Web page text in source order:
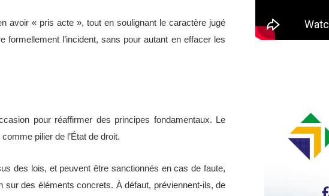
avoir « pris acte », tout en soulignant le caractère jugé
l’incident, sans pour autant en effacer les
pour réaffirmer des principes fondamentaux. Le
pilier de l’État de droit.
des lois, et peuvent être sanctionnés en cas de faute,
des éléments concrets. À défaut, préviennent-ils, de